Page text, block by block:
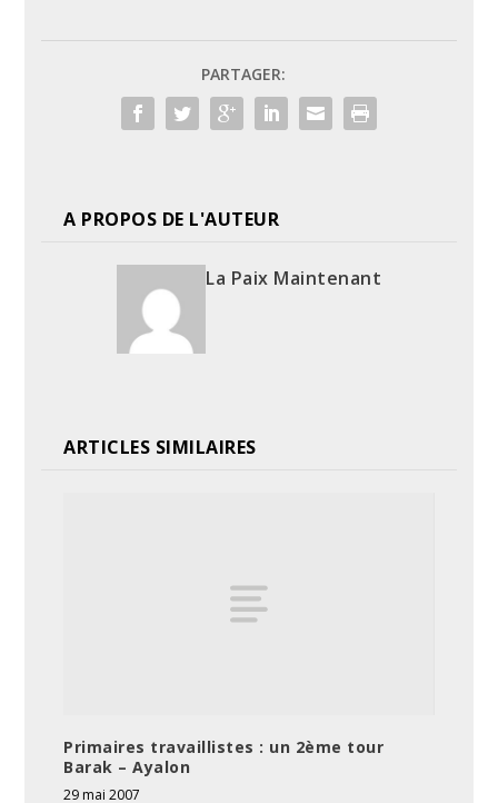
PARTAGER:
A PROPOS DE L'AUTEUR
La Paix Maintenant
ARTICLES SIMILAIRES
Primaires travaillistes : un 2ème tour
Barak – Ayalon
29 mai 2007